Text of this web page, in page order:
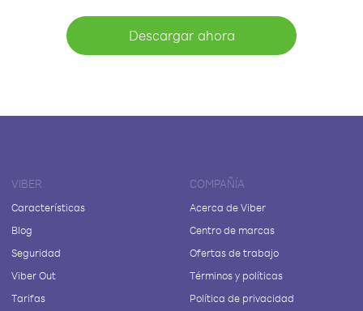
Descargar ahora
VIBER
Características
Blog
Seguridad
Viber Out
Tarifas
COMPAÑÍA
Acerca de Viber
Centro de marcas
Ofertas de trabajo
Términos y políticas
Política de privacidad